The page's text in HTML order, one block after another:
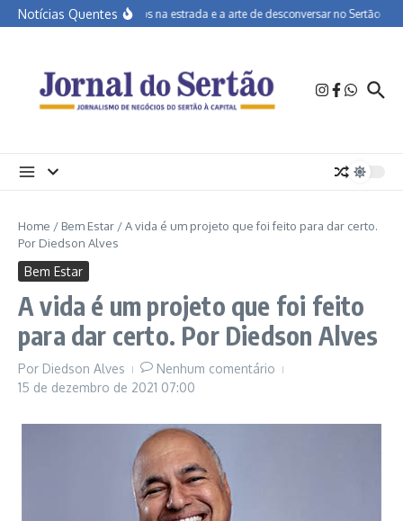
Ir para o conteúdo
Notícias QuentesJoão Campos na estrada e a arte de desconversar no Sertão
Home / Bem Estar /A vida é um projeto que foi feito para dar certo.
Por Diedson Alves
Bem Estar
A vida é um projeto que foi feito
para dar certo. Por Diedson Alves
Por Diedson Alves
Nenhum comentário
15 de dezembro de 2021 07:00